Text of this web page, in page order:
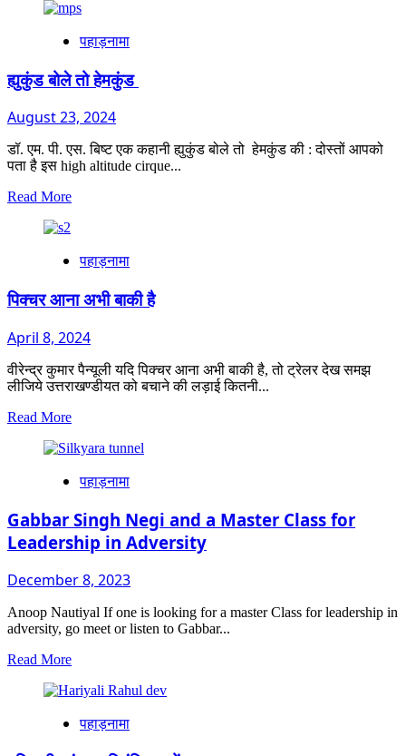
about
लापहाड़नामा
ह्युकुंड बोले तो हेमकुंड
August 23, 2024
डॉ. एम. पी. एस. बिष्ट एक कहानी ह्युकुंड बोले तो हेमकुंड की : दोस्तों आपको
पता है इस high altitude cirque...
Read MoreRead
तो हेमकुंड
पहाड़नामा
पिक्चर आना अभी बाकी है
April 8, 2024
वीरेन्द्र कुमार पैन्यूली यदि पिक्चर आना अभी बाकी है, तो ट्रेलर देख समझ
लीजिये उत्तराखण्डीयत को बचाने की लड़ाई कितनी...
Read MoreRead
about
आना
बाकी
है
पहाड़नामा
Gabbar Singh Negi and a Master Class for
Leadership in Adversity
December 8, 2023
Anoop Nautiyal If one is looking for a master Class for leadership in
adversity, go meet or listen to Gabbar...
Read MoreRead
about
Singh
पहाड़नामा